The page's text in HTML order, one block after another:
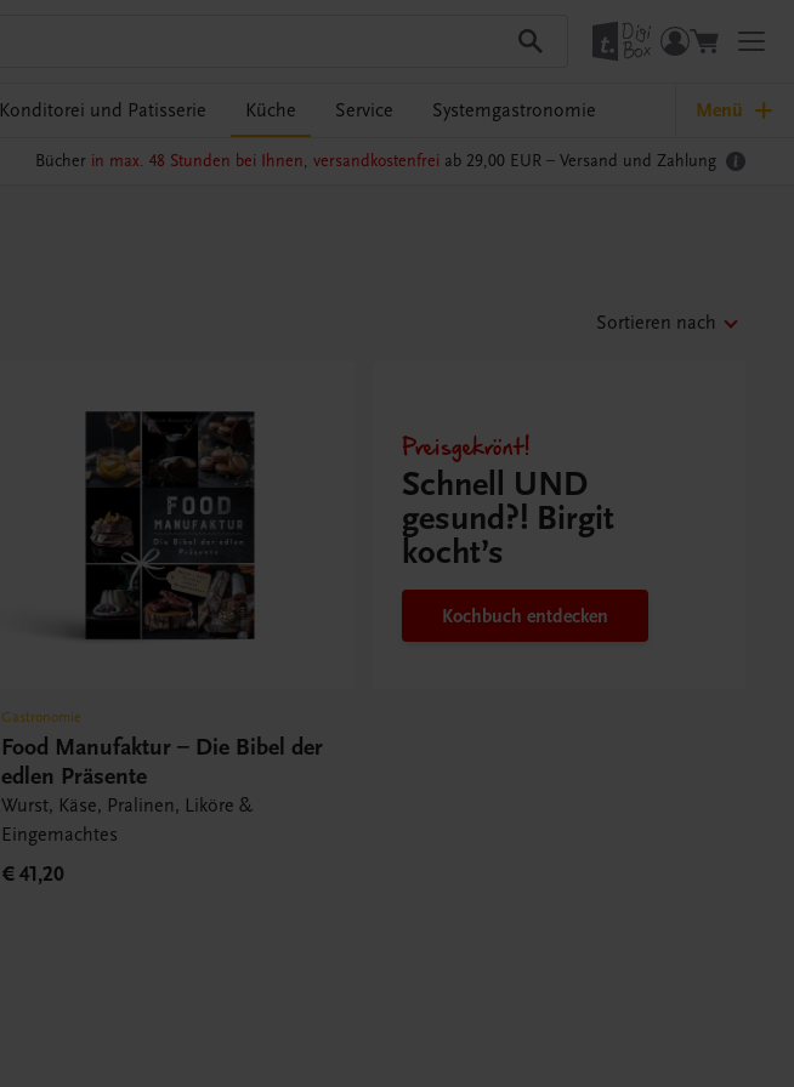
Konditorei und Patisserie Küche Service Systemgastronomie Menü
Bücher in max. 48 Stunden bei Ihnen, versandkostenfrei ab 29,00 EUR – Versand und Zahlung
Sortieren nach
Gastronomie
Food Manufaktur – Die Bibel der
edlen Präsente
Wurst, Käse, Pralinen, Liköre &
Eingemachtes
€ 41,20
Preisgekrönt!
Schnell UND
gesund?! Birgit
kocht’s
Kochbuch entdecken